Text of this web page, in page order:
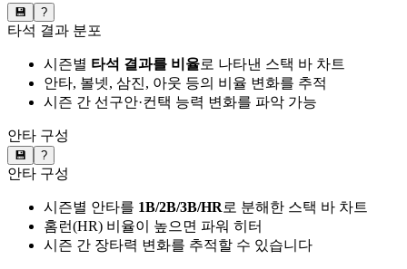
💾 ?
타석 결과 분포
시즌별 타석 결과를 비율로 나타낸 스택 바 차트
안타, 볼넷, 삼진, 아웃 등의 비율 변화를 추적
시즌 간 선구안·컨택 능력 변화를 파악 가능
안타 구성
💾 ?
안타 구성
시즌별 안타를 1B/2B/3B/HR로 분해한 스택 바 차트
홈런(HR) 비율이 높으면 파워 히터
시즌 간 장타력 변화를 추적할 수 있습니다